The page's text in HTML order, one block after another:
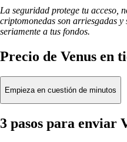
La seguridad protege tu acceso,
criptomonedas son arriesgadas
seriamente a tus fondos.
Precio de Venus en
Empieza en cuestión de minutos
3 pasos para enviar